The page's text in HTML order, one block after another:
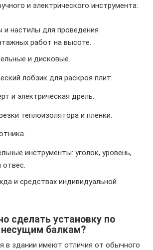
и электрического инструмента:
и настилы для проведения
работ на высоте.
и дисковые.
лобзик для раскроя плит.
и электрическая дрель.
теплоизолятора и пленки.
инструменты: уголок, уровень,
отвес.
и средствах индивидуальной
сделать установку по
балкам?
в здании имеют отличия от обычного